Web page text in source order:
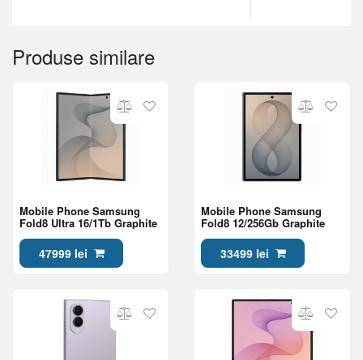
Produse similare
Mobile Phone Samsung
Fold8 Ultra 16/1Tb Graphite
47999 lei
Mobile Phone Samsung
Fold8 12/256Gb Graphite
33499 lei